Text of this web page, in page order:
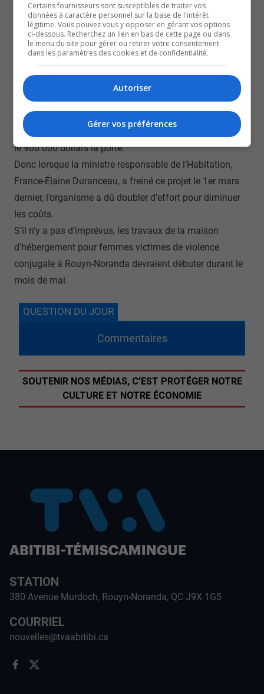
femmes victimes de violence conjugale est le fruit de
deux ans de travail.
Raphaëlle Proulx de l’organisme Alternative pour Elles
mentionne que beaucoup de démarches ont été faites
pour élaborer le budget, ainsi que les plans pour les
chambres.
L’objectif était que ces chambres soient le plus
sécuritaires possible, d’où a été calculé initialement
le 900 000 dollars la porte.
Donc lorsque la ministre responsable de l’Habitation,
France-Élaine Duranceau, a freiné ce projet le 1er mars
dernier, l’organisme a dû doubler d’effort pour diminuer
les coûts.
S’il n’y a pas d’imprévus, les travaux de la maison
d’hébergement pour femmes victimes de violence
conjugale à Rouyn-Noranda devraient débuter durant le
mois de mai.
QUESTION DU JOUR
Commentaires
SOUTENIR NOS MÉDIAS, C’EST PROTÉGER NOTRE
CULTURE ET NOTRE ÉCONOMIE
STATION
380 Avenue Murdoch, Rouyn-Noranda, QC J9X 1G5
COURRIEL
nouvelles@tvaabitibi.ca
Certains fournisseurs sont susceptibles de traiter vos
données à caractère personnel sur la base de l'intérêt
légitime. Vous pouvez vous y opposer en gérant vos options
ci-dessous. Recherchez un lien en bas de cette page ou dans
le menu du site pour gérer ou retirer votre consentement
dans les paramètres des cookies et de confidentialité.
Autoriser
Gérer vos préférences